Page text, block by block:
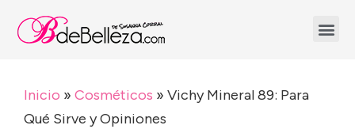
Inicio » Cosméticos » Vichy Mineral 89: Para
Qué Sirve y Opiniones